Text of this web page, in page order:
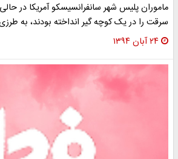
ماموران پلیس شهر سانفرانسیسکو آمریکا در
سرقت را در یک کوچه گیر انداخته بودند، به
۲۴ آبان ۱۳۹۴